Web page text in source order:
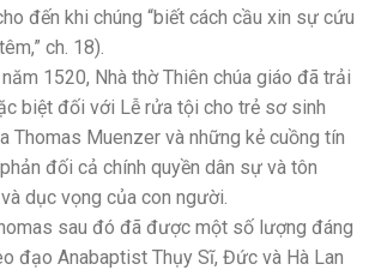
đến khi chúng “biết cách cầu xin sự cứu
ch. 18).
1520, Nhà thờ Thiên chúa giáo đã trải
biệt đối với Lễ rửa tội cho trẻ sơ sinh
Thomas Muenzer và những kẻ cuồng tín
đối cả chính quyền dân sự và tôn
dục vọng của con người.
sau đó đã được một số lượng đáng
đạo Anabaptist Thụy Sĩ, Đức và Hà Lan